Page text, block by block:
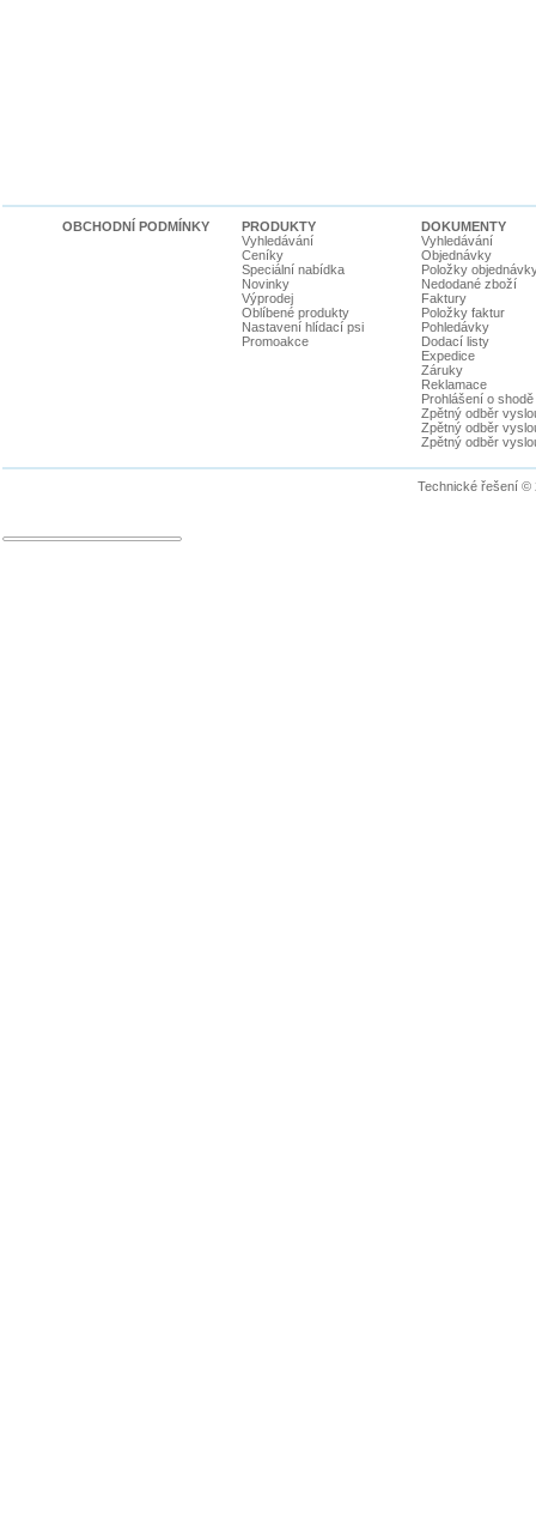
OBCHODNÍ PODMÍNKY
PRODUKTY
Vyhledávání
Ceníky
Speciální nabídka
Novinky
Výprodej
Oblíbené produkty
Nastavení hlídací psi
Promoakce
DOKUMENTY
Vyhledávání
Objednávky
Položky
Nedodané zboží
Faktury
Položky faktur
Pohledávky
Dodací listy
Expedice
Záruky
Reklamace
Prohlášení o shodě
Zpětný odběr
Zpětný odběr
Zpětný odběr
Technické řešení ©